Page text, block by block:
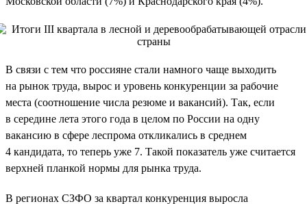
В связи с тем что россияне стали намного чаще выходить
на рынок труда, вырос и уровень конкуренции за рабочие
места (соотношение числа резюме и вакансий). Так, если
в середине лета этого года в целом по России на одну
вакансию в сфере леспрома откликались в среднем
4 кандидата, то теперь уже 7. Такой показатель уже считается
верхней планкой нормы для рынка труда.
В регионах СЗФО за квартал конкуренция выросла